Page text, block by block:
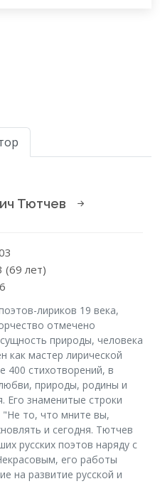
Тютчев
(69 лет)
лириков 19 века,
отмечено
природы, человека
как мастер лирической
400 стихотворений, в
природы, родины и
Его знаменитые строки
то, что мните вы,
и сегодня. Тютчев
русских поэтов наряду с
его работы
на развитие русской и